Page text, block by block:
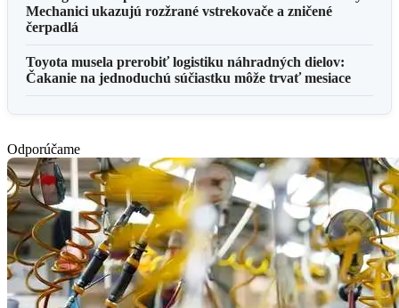
Mechanici ukazujú rozžrané vstrekovače a zničené
čerpadlá
Toyota musela prerobiť logistiku náhradných dielov:
Čakanie na jednoduchú súčiastku môže trvať mesiace
Odporúčame